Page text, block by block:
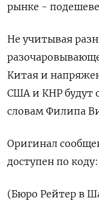
рынке -
Не учитывая
Китая и
США и КНР будут
словам Филипа
Оригинал
доступен по коду:
(Бюро Рейтер в